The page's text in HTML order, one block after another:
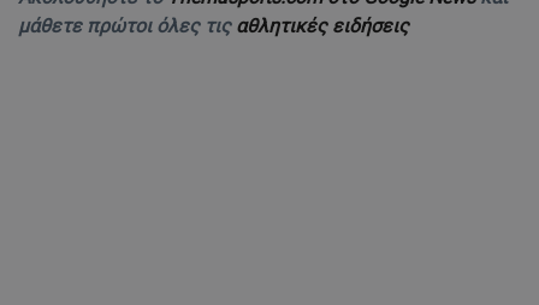
μάθετε πρώτοι όλες τις αθλητικές ειδήσεις